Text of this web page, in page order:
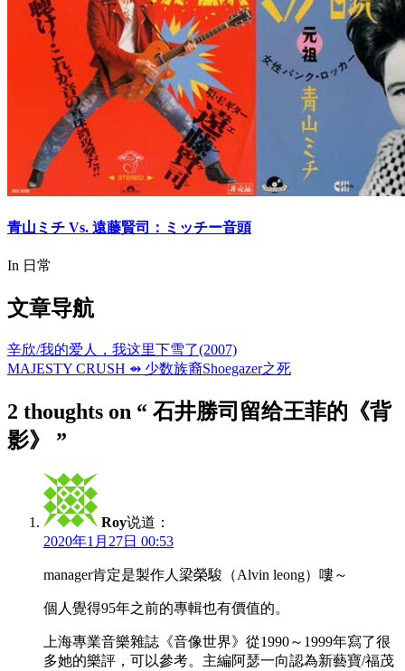
青山ミチ Vs. 遠藤賢司：ミッチー音頭
In 日常
文章导航
辛欣/我的爱人，我这里下雪了(2007)
MAJESTY CRUSH ⇴ 少数族裔Shoegazer之死
2 thoughts on “ 石井勝司留给王菲的《背
影》 ”
Roy说道：
2020年1月27日 00:53
manager肯定是製作人梁榮駿（Alvin leong）嘍～
個人覺得95年之前的專輯也有價值的。
上海專業音樂雜誌《音像世界》從1990～1999年寫了很
多她的樂評，可以參考。主編阿瑟一向認為新藝寶/福茂